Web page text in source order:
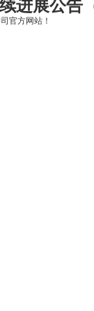
进展公告
官方网站！